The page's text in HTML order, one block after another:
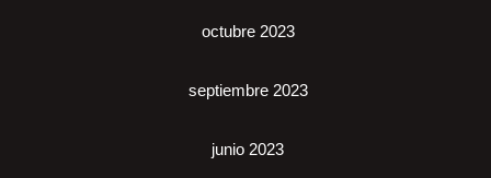
octubre 2023
septiembre 2023
junio 2023